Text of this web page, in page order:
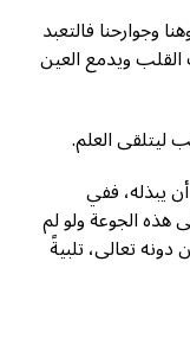
وجوارحنا فالتعبد
القلب ويدمع العين
ليتلقى العلم.
يبذله، ففي
هذه الجوعة ولو لم
تعالى، تلبيةً